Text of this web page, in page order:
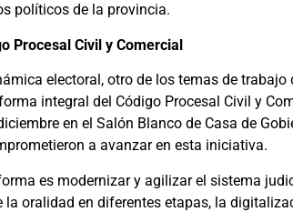
políticos de la provincia.
Procesal Civil y Comercial
electoral, otro de los temas de
integral del Código Procesal Civil y
en el Salón Blanco de Casa de
a avanzar en esta iniciativa.
es modernizar y agilizar el sistema
la oralidad en diferentes etapas, la